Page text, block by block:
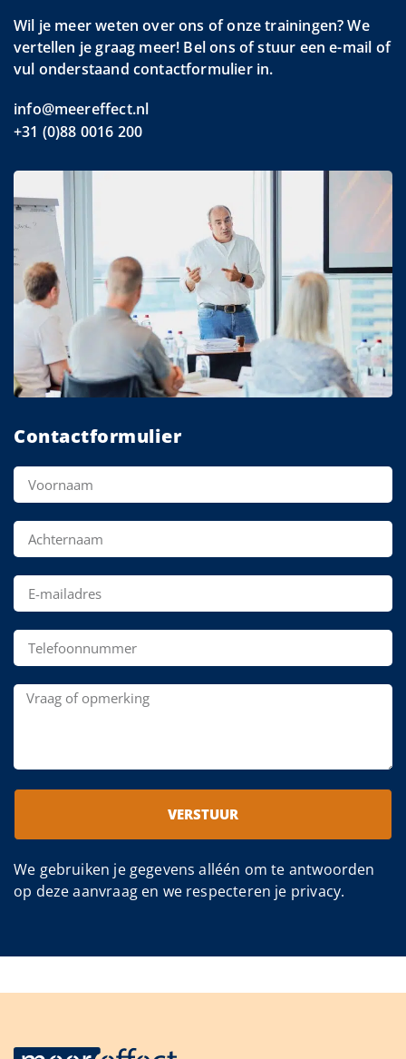
Wil je meer weten over ons of onze trainingen? We
vertellen je graag meer! Bel ons of stuur een e-mail of
vul onderstaand contactformulier in.
info@meereffect.nl
+31 (0)88 0016 200
Contactformulier
VERSTUUR
We gebruiken je gegevens alléén om te antwoorden
op deze aanvraag en we respecteren je privacy.